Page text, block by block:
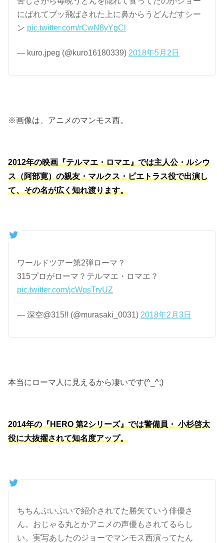
にばれてブッ飛ばされた上に鼻からうどんだすシー
ン pic.twitter.com/rCwN8yYgCl
— kuro.jpeg (@kuro16180339) 2018年5月2日
※画像は、アニメのマンモス西。
2012年の映画『テルマエ・ロマエ』では主人公・ルシウ
ス（阿部寛）の親友・マルクス・ピエトラス役で出演し
て、その名が広く知れ渡ります。
ワールドツアー第2弾ローマ？
315プロがローマ？テルマエ・ロマエ？
pic.twitter.com/jcWqsTryUZ
— 深空@315!! (@murasaki_0031) 2018年2月3日
本当にローマ人に見えるから凄いです(^_^;)
2014年の『HERO 第2シリーズ』では警備員・ 小杉啓太
役に大抜擢されて知名度アップ。
ちちんぷいぷいで紹介されてた勝矢ていう俳優さ
ん。おじゃる丸とかアニメの声優もされてるらし
い。実写あしたのジョーでマンモス西演ってたん